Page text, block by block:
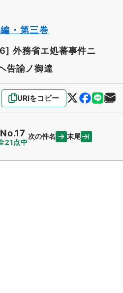
・第三巻
外務省エ処蕃事件ニ
告諭ノ御達
URIをコピー
No.17
21点中
次の件名 末尾